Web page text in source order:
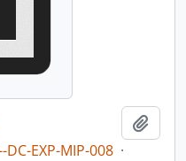
DC-EXP-MIP-008 ·